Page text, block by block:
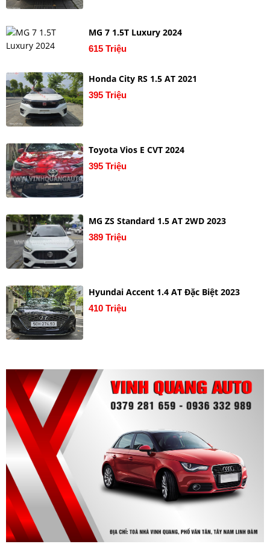
MG 7 1.5T Luxury 2024
615 Triệu
Honda City RS 1.5 AT 2021
395 Triệu
Toyota Vios E CVT 2024
395 Triệu
MG ZS Standard 1.5 AT 2WD 2023
389 Triệu
Hyundai Accent 1.4 AT Đặc Biệt 2023
410 Triệu